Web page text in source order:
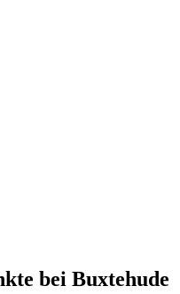
bei Buxtehude